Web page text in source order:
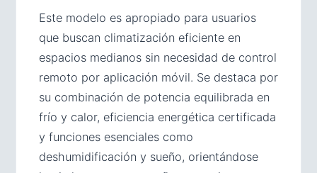
Este modelo es apropiado para usuarios
que buscan climatización eficiente en
espacios medianos sin necesidad de control
remoto por aplicación móvil. Se destaca por
su combinación de potencia equilibrada en
frío y calor, eficiencia energética certificada
y funciones esenciales como
deshumidificación y sueño, orientándose